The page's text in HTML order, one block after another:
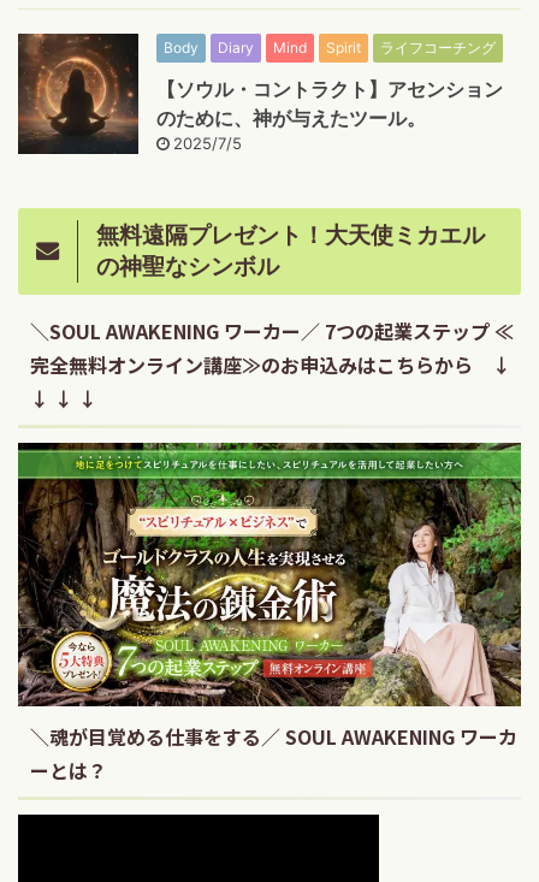
Body Diary Mind Spirit ライフコーチング
【ソウル・コントラクト】アセンション
のために、神が与えたツール。
2025/7/5
無料遠隔プレゼント！大天使ミカエル
の神聖なシンボル
＼SOUL AWAKENING ワーカー／ 7つの起業ステップ ≪
完全無料オンライン講座≫のお申込みはこちらから ↓
↓ ↓ ↓
＼魂が目覚める仕事をする／ SOUL AWAKENING ワーカ
ーとは？